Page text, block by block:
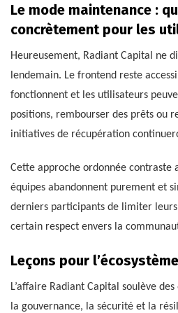
Le mode maintenance :
concrètement pour les
Heureusement, Radiant Capital ne
lendemain. Le frontend reste
fonctionnent et les utilisateurs
positions, rembourser des prêts ou
initiatives de récupération
Cette approche ordonnée contraste
équipes abandonnent purement et
derniers participants de limiter
certain respect envers la
Leçons pour
L’affaire Radiant Capital soulève
la gouvernance, la sécurité et la